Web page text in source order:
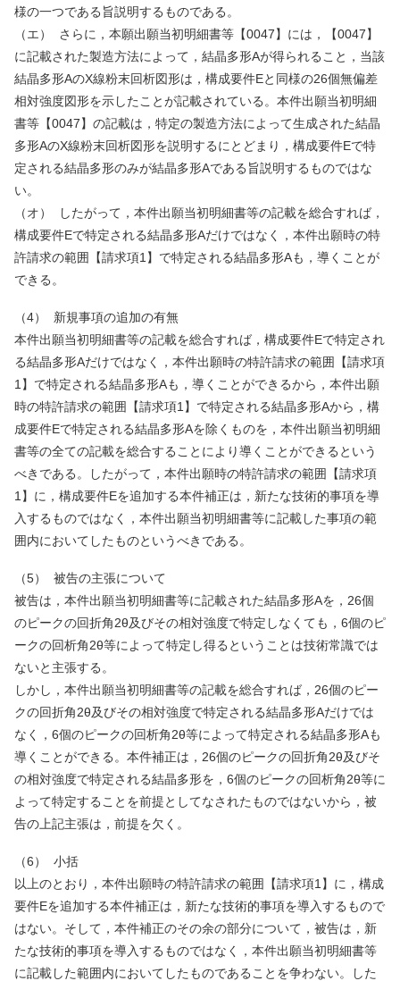
様の一つである旨説明するものである。
（エ）
さらに，本願出願当初明細書等【0047】には，【0047】
に記載された製造方法によって，結晶多形Aが得られること，当該
結晶多形AのX線粉末回析図形は，構成要件Eと同様の26個無偏差
相対強度図形を示したことが記載されている。本件出願当初明細
書等【0047】の記載は，特定の製造方法によって生成された結晶
多形AのX線粉末回析図形を説明するにとどまり，構成要件Eで特
定される結晶多形のみが結晶多形Aである旨説明するものではな
い。
（オ）
したがって，本件出願当初明細書等の記載を総合すれば，
構成要件Eで特定される結晶多形Aだけではなく，本件出願時の特
許請求の範囲【請求項1】で特定される結晶多形Aも，導くことが
できる。
（4）
新規事項の追加の有無
本件出願当初明細書等の記載を総合すれば，構成要件Eで特定され
る結晶多形Aだけではなく，本件出願時の特許請求の範囲【請求項
1】で特定される結晶多形Aも，導くことができるから，本件出願
時の特許請求の範囲【請求項1】で特定される結晶多形Aから，構
成要件Eで特定される結晶多形Aを除くものを，本件出願当初明細
書等の全ての記載を総合することにより導くことができるという
べきである。したがって，本件出願時の特許請求の範囲【請求項
1】に，構成要件Eを追加する本件補正は，新たな技術的事項を導
入するものではなく，本件出願当初明細書等に記載した事項の範
囲内においてしたものというべきである。
（5） 被告の主張について
被告は，本件出願当初明細書等に記載された結晶多形Aを， 26個
のピークの回折角2θ及びその相対強度で特定しなくても， 6個のピ
ークの回析角2θ等によって特定し得るということは技術常識では
ないと主張する。
しかし，本件出願当初明細書等の記載を総合すれば， 26個のピー
クの回折角2θ及びその相対強度で特定される結晶多形Aだけでは
なく， 6個のピークの回析角2θ等によって特定される結晶多形Aも
導くことができる。本件補正は， 26個のピークの回折角2θ及びそ
の相対強度で特定される結晶多形を， 6個のピークの回析角2θ等に
よって特定することを前提としてなされたものではないから，被
告の上記主張は，前提を欠く。
（6）
小括
以上のとおり，本件出願時の特許請求の範囲【請求項1 】に，構成
要件Eを追加する本件補正は，新たな技術的事項を導入するもので
はない。そして，本件補正のその余の部分について，被告は，新
たな技術的事項を導入するものではなく，本件出願当初明細書等
に記載した範囲内においてしたものであることを争わない。した